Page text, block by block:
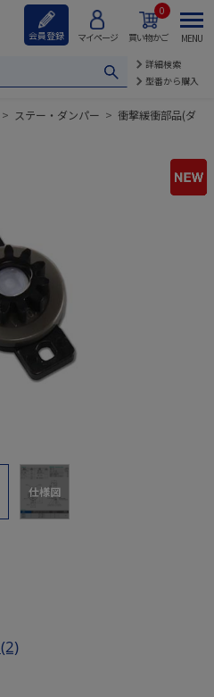
会員登録 マイページ 買い物かご
0
詳細検索
型番から購入
MENU
> ステー・ダンパー > 衝撃緩衝部品(ダ
仕様図
(2)